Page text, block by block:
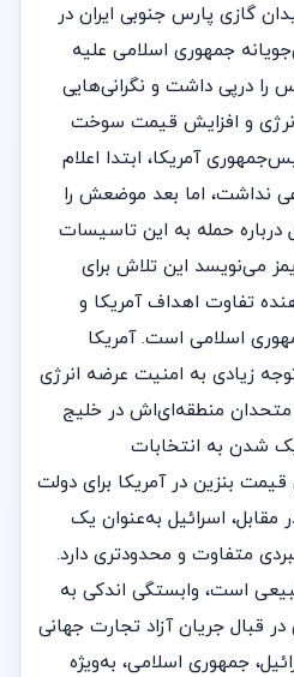
گازی پارس جنوبی ایران در
جمهوری اسلامی علیه
درپی داشت و نگرانی‌هایی
و افزایش قیمت سوخت
آمریکا، ابتدا اعلام
نداشت، اما بعد موضعش را
درباره حمله به این تاسیسات
می‌نویسد این تلاش برای
تفاوت اهداف آمریکا و
اسلامی است. آمریکا
زیادی به امنیت عرضه انرژی
منطقه‌ای‌اش در خلیج
شدن به انتخابات
بنزین در آمریکا برای دولت
مقابل، اسرائیل به‌عنوان یک
متفاوت و محدودتری دارد.
است، وابستگی اندکی به
قبال جریان آزاد تجارت جهانی
جمهوری اسلامی، به‌ویژه